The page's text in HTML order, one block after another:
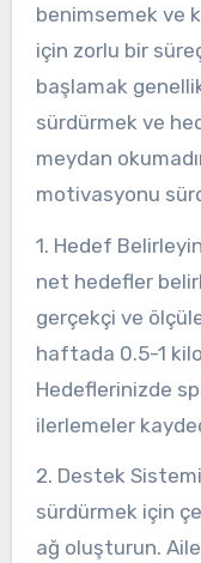
benimsemek ve
için zorlu bir
başlamak
sürdürmek ve
meydan
motivasyonu
1. Hedef
net hedefler
gerçekçi ve
haftada 0.5-1
Hedeflerinizde
ilerlemeler
2. Destek
sürdürmek için
ağ oluşturun.